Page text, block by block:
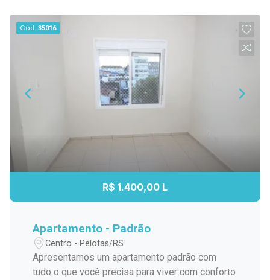
Cód.35016
R$ 1.400,00 L
Apartamento - Padrão
Centro - Pelotas/RS
Apresentamos um apartamento padrão com
tudo o que você precisa para viver com conforto